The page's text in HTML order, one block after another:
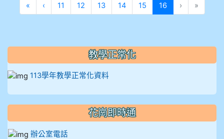
914王苡澄
«第一頁
‹上一頁
11 12 13 14 15 16(目前頁次)
› »
教學正常化
113學年教學正常化資料
花崗即時通
辦公室電話